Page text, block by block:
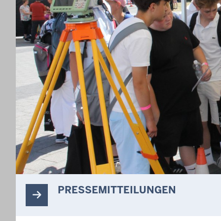
PRESSEMITTEILUNGEN